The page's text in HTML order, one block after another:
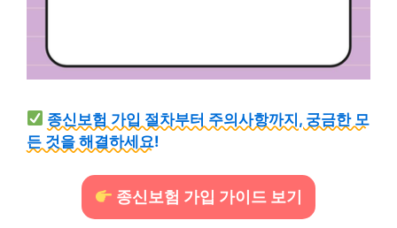
종신보험 가입 절차부터 주의사항까지, 궁금한 모
든 것을 해결하세요!
종신보험 가입 가이드 보기